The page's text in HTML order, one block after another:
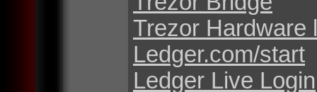
Trezor Hardware
Ledger.com/start
Ledger Live Login